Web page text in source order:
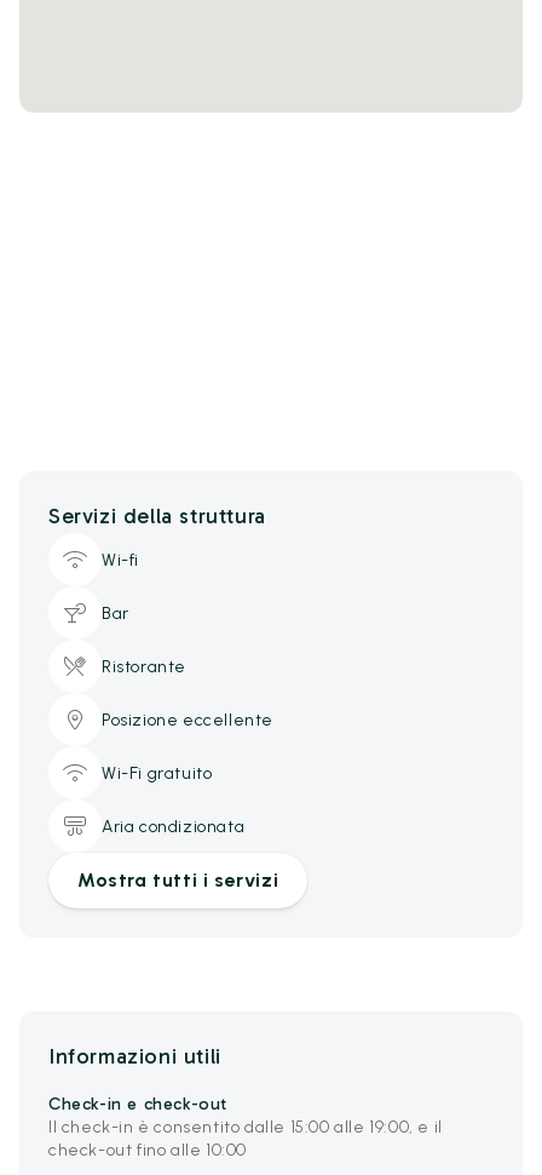
Servizi della struttura
Wi-fi
Bar
Ristorante
Posizione eccellente
Wi-Fi gratuito
Aria condizionata
Mostra tutti i servizi
Informazioni utili
Check-in e check-out
Il check-in è consentito dalle 15:00 alle 19:00, e il
check-out fino alle 10:00